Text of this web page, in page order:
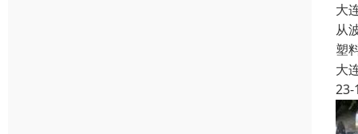
大
从
塑
大
23-